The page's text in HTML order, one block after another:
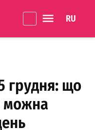
грудня: що
можна